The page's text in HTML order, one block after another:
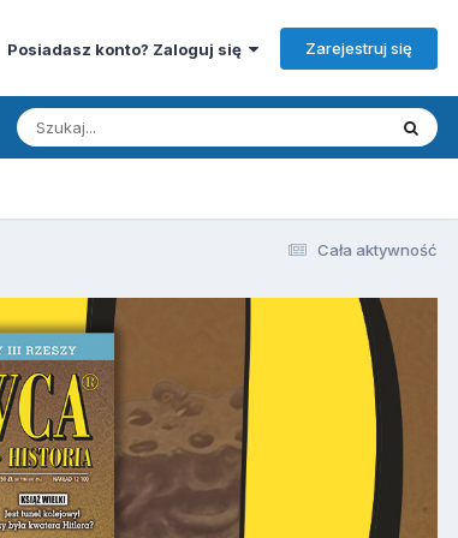
Posiadasz konto? Zaloguj się Zarejestruj się
Cała aktywność